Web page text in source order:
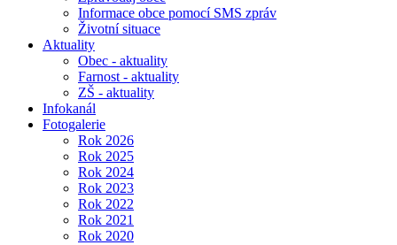
Informace obce pomocí SMS zpráv
Životní situace
Aktuality
Obec - aktuality
Farnost - aktuality
ZŠ - aktuality
Infokanál
Fotogalerie
Rok 2026
Rok 2025
Rok 2024
Rok 2023
Rok 2022
Rok 2021
Rok 2020